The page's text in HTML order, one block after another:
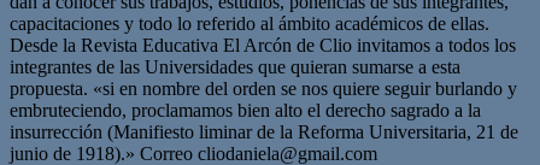
capacitaciones y todo lo referido al ámbito académicos de ellas.
Desde la Revista Educativa El Arcón de Clio invitamos a todos los
integrantes de las Universidades que quieran sumarse a esta
propuesta. «si en nombre del orden se nos quiere seguir burlando y
embruteciendo, proclamamos bien alto el derecho sagrado a la
insurrección (Manifiesto liminar de la Reforma Universitaria, 21 de
junio de 1918).» Correo cliodaniela@gmail.com